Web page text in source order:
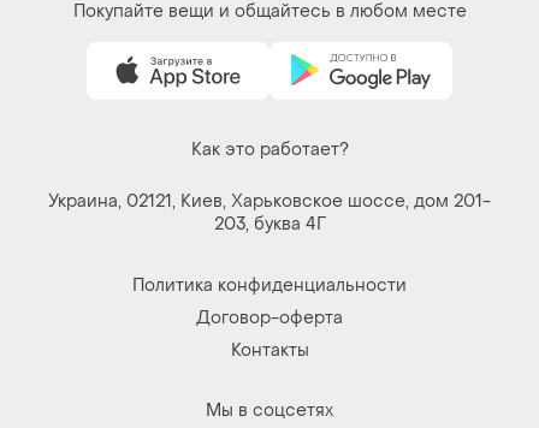
Покупайте вещи и общайтесь в любом месте
Как это работает?
Украина, 02121, Киев, Харьковское шоссе, дом 201-
203, буква 4Г
Политика конфиденциальности
Договор-оферта
Контакты
Мы в соцсетях